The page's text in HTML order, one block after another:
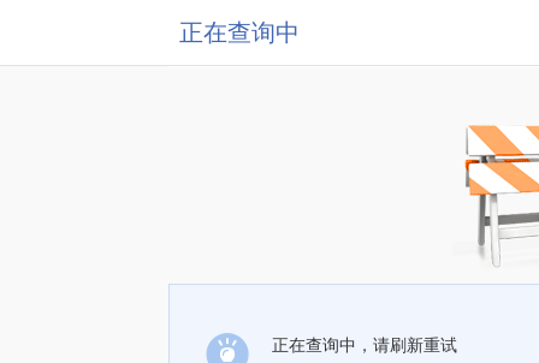
正在查询中
正在查询中，请刷新重试